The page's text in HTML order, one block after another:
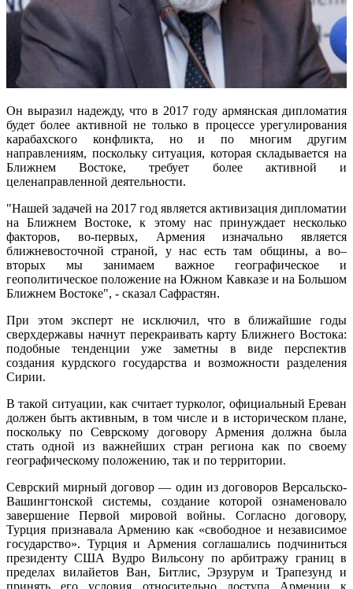
Он выразил надежду, что в 2017 году армянская дипломатия
будет более активной не только в процессе урегулирования
карабахского конфликта, но и по многим другим
направлениям, поскольку ситуация, которая складывается на
Ближнем Востоке, требует более активной и
целенаправленной деятельности.
"Нашей задачей на 2017 год является активизация дипломатии
на Ближнем Востоке, к этому нас принуждает несколько
факторов, во-первых, Армения изначально является
ближневосточной страной, у нас есть там общины, а во–
вторых мы занимаем важное географическое и
геополитическое положение на Южном Кавказе и на Большом
Ближнем Востоке", - сказал Сафрастян.
При этом эксперт не исключил, что в ближайшие годы
сверхдержавы начнут перекраивать карту Ближнего Востока:
подобные тенденции уже заметны в виде перспектив
создания курдского государства и возможности разделения
Сирии.
В такой ситуации, как считает турколог, официальный Ереван
должен быть активным, в том числе и в историческом плане,
поскольку по Севрскому договору Армения должна была
стать одной из важнейших стран региона как по своему
географическому положению, так и по территории.
Севрский мирный договор — один из договоров Версальско-
Вашингтонской системы, создание которой ознаменовало
завершение Первой мировой войны. Согласно договору,
Турция признавала Армению как «свободное и независимое
государство». Турция и Армения соглашались подчиниться
президенту США Вудро Вильсону по арбитражу границ в
пределах вилайетов Ван, Битлис, Эрзурум и Трапезунд и
принять его условия относительно доступа Армении к